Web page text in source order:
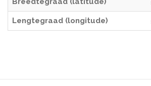
Lengtegraad (longitude)